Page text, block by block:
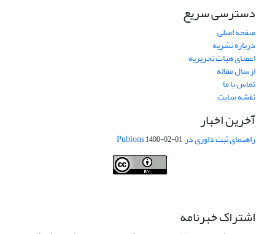
دسترسی سریع
صفحه اصلی
درباره نشریه
اعضای هیات تحریریه
ارسال مقاله
تماس با ما
نقشه سایت
آخرین اخبار
راهنمای ثبت داوری در Publons 1400-02-01
اشتراک خبرنامه